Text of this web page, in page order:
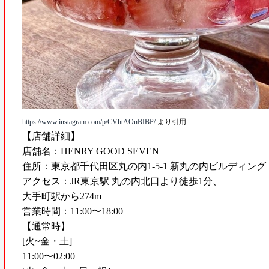
https://www.instagram.com/p/CVhtAOnBIBP/⁡ より引用
【店舗詳細】
店舗名：HENRY GOOD SEVEN
住所：東京都千代田区丸の内1-5-1 新丸の内ビルディング
アクセス：JR東京駅 丸の内北口より徒歩1分、
大手町駅から274m
営業時間：11:00〜18:00
【通常時】
[火~金・土]
11:00〜02:00